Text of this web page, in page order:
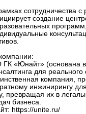
сотрудничества
создание
ГК «Юнайт» (основана в
для
компания,
инжинирингу
превращая их в
бизнеса.
https://unite.ru/